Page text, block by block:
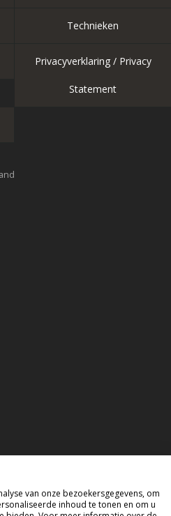
Technieken
Privacyverklaring / Privacy
Statement
van onze bezoekersgegevens, om
inhoud te tonen en om u